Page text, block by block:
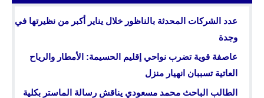
عدد الشركات المحدثة بالناظور خلال يناير أكبر من نظيرتها في
وجدة
عاصفة قوية تضرب نواحي إقليم الحسيمة: الأمطار والرياح
العاتية تسببان انهيار منزل
الطالب الباحث محمد مسعودي يناقش رسالة الماستر بكلية